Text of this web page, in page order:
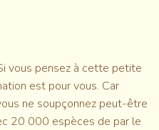
vous pensez à cette petite
est pour vous. Car
ne soupçonnez peut-être
20 000 espèces de par le